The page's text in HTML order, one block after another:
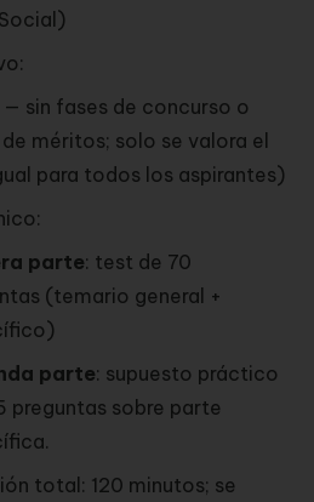
— sin fases de concurso o
méritos; solo se valora el
para todos los aspirantes)
parte: test de 70
(temario general +
parte: supuesto práctico
preguntas sobre parte
total: 120 minutos; se